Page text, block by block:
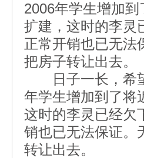
2006年学生增加
扩建，这时的李灵
正常开销也已无法
把房子转让出去。
日子一长，希望
年学生增加到了将
这时的李灵已经欠
销也已无法保证。
转让出去。